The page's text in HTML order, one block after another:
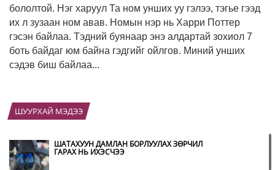
бололтой. Нэг харуул Та ном унших уу гэлээ, тэгье гээд
их л зузаан ном авав. Номын нэр нь Харри Поттер
гэсэн байлаа. Тэдний буянаар энэ алдартай зохиол 7
боть байдаг юм байна гэдгийг ойлгов. Миний унших
сэдэв биш байлаа...
ШУУРХАЙ МЭДЭЭ
ШАТАХУУН ДАМЛАН БОРЛУУЛАХ ЗӨРЧИЛ
ГАРАХ НЬ ИХЭСЧЭЭ